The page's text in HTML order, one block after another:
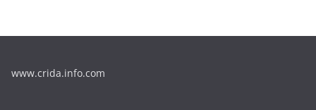
www.crida.info.com